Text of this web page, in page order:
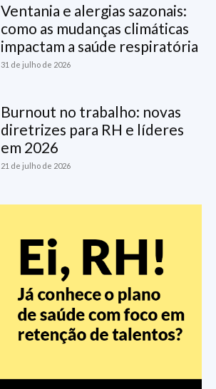
Ventania e alergias sazonais:
como as mudanças climáticas
impactam a saúde respiratória
31 de julho de 2026
Burnout no trabalho: novas
diretrizes para RH e líderes
em 2026
21 de julho de 2026